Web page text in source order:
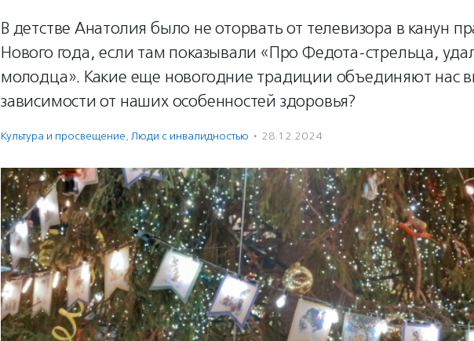
В детстве Анатолия было не оторвать от телевизора в канун
Нового года, если там показывали «Про Федота-стрельца,
молодца». Какие еще новогодние традиции объединяют нас
зависимости от наших особенностей здоровья?
Культура и просвещение, Люди с инвалидностью · 28.12.2024